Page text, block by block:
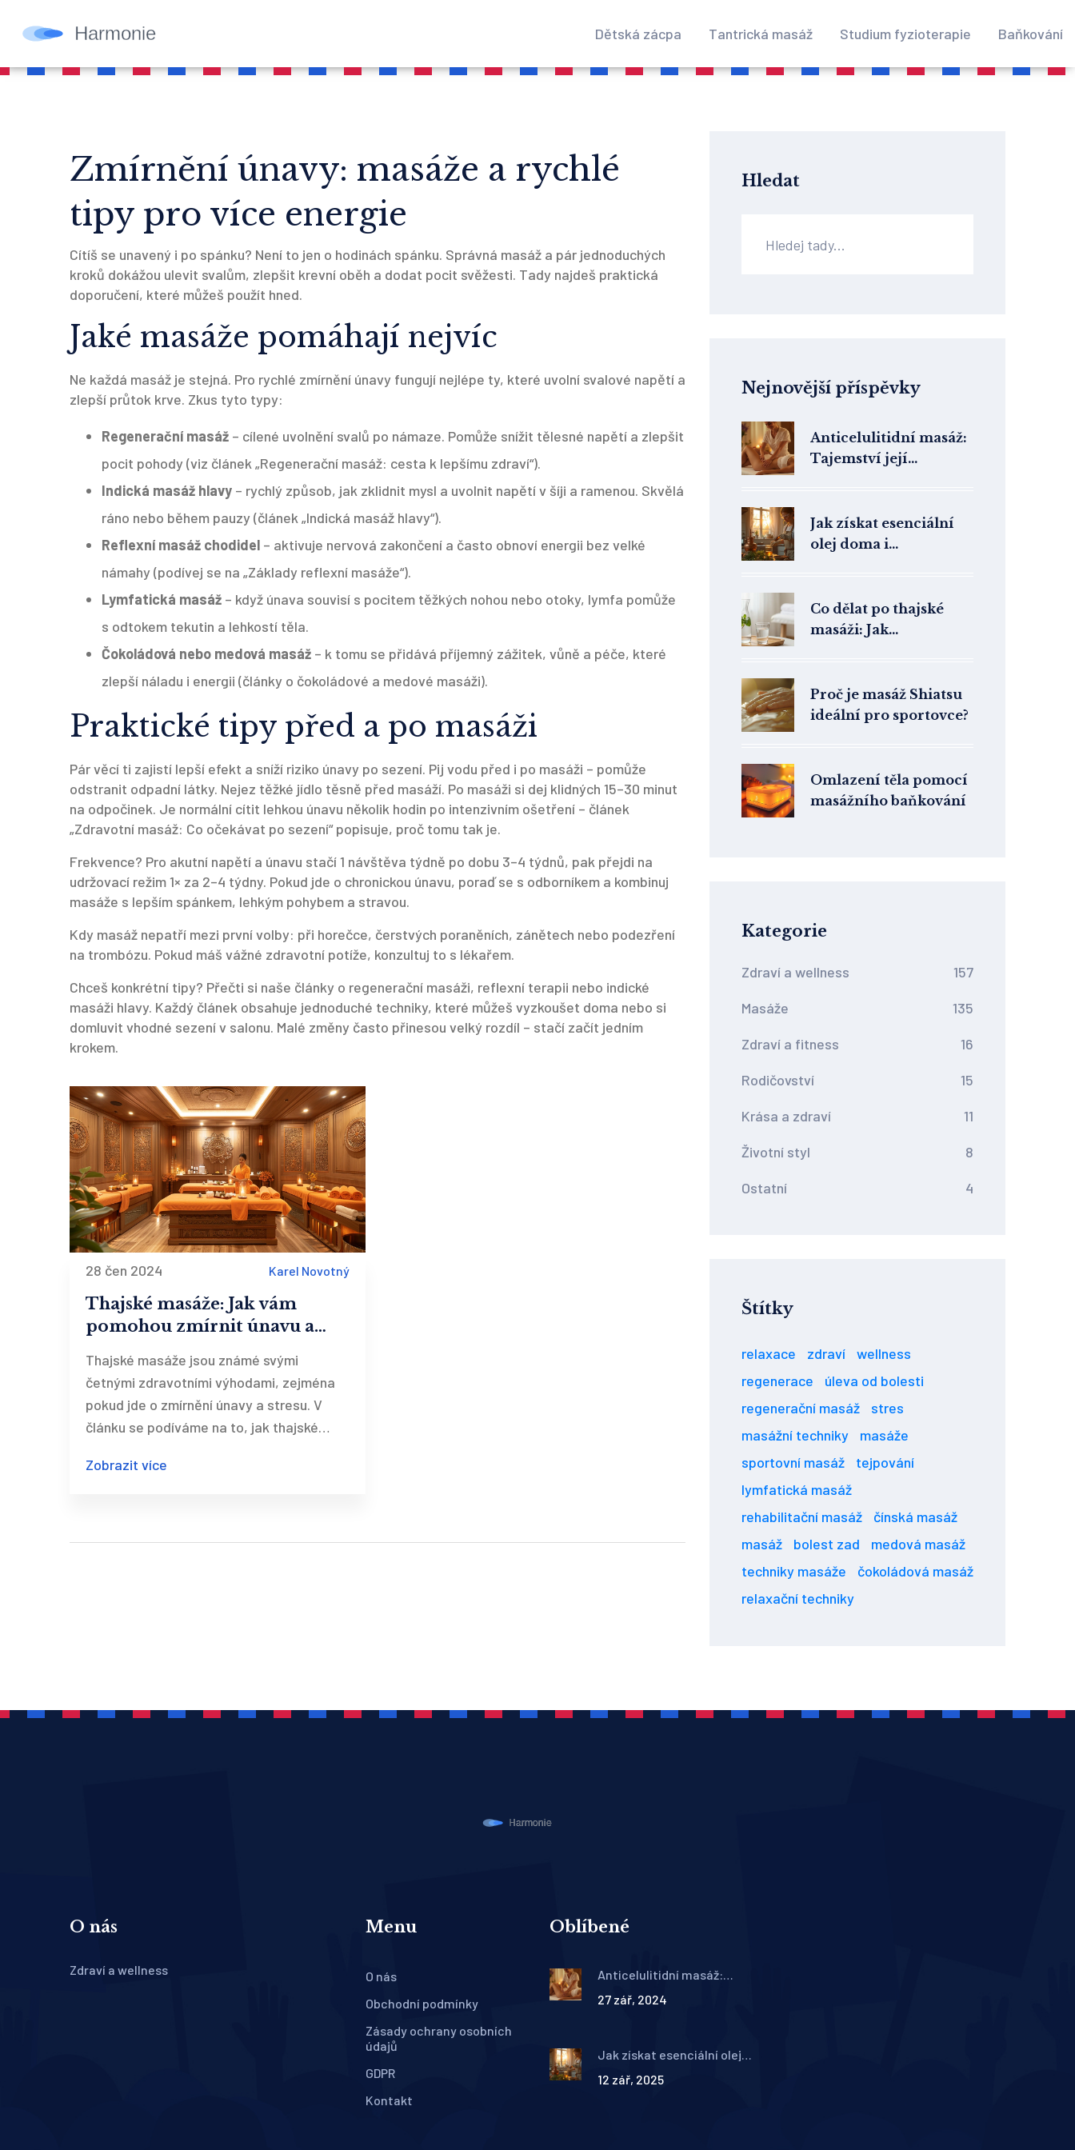
Dětská zácpa Tantrická masáž Studium fyzioterapie Baňkování
Zmírnění únavy: masáže a rychlé
tipy pro více energie
Cítíš se unavený i po spánku? Není to jen o hodinách spánku. Správná masáž a pár jednoduchých
kroků dokážou ulevit svalům, zlepšit krevní oběh a dodat pocit svěžesti. Tady najdeš praktická
doporučení, které můžeš použít hned.
Jaké masáže pomáhají nejvíc
Ne každá masáž je stejná. Pro rychlé zmírnění únavy fungují nejlépe ty, které uvolní svalové napětí a
zlepší průtok krve. Zkus tyto typy:
Regenerační masáž – cílené uvolnění svalů po námaze. Pomůže snížit tělesné napětí a zlepšit
pocit pohody (viz článek „Regenerační masáž: cesta k lepšímu zdraví“).
Indická masáž hlavy – rychlý způsob, jak zklidnit mysl a uvolnit napětí v šíji a ramenou. Skvělá
ráno nebo během pauzy (článek „Indická masáž hlavy“).
Reflexní masáž chodidel – aktivuje nervová zakončení a často obnoví energii bez velké
námahy (podívej se na „Základy reflexní masáže“).
Lymfatická masáž – když únava souvisí s pocitem těžkých nohou nebo otoky, lymfa pomůže
s odtokem tekutin a lehkostí těla.
Čokoládová nebo medová masáž – k tomu se přidává příjemný zážitek, vůně a péče, které
zlepší náladu i energii (články o čokoládové a medové masáži).
Praktické tipy před a po masáži
Pár věcí ti zajistí lepší efekt a sníží riziko únavy po sezení. Pij vodu před i po masáži – pomůže
odstranit odpadní látky. Nejez těžké jídlo těsně před masáží. Po masáži si dej klidných 15–30 minut
na odpočinek. Je normální cítit lehkou únavu několik hodin po intenzivním ošetření – článek
„Zdravotní masáž: Co očekávat po sezení“ popisuje, proč tomu tak je.
Frekvence? Pro akutní napětí a únavu stačí 1 návštěva týdně po dobu 3–4 týdnů, pak přejdi na
udržovací režim 1× za 2–4 týdny. Pokud jde o chronickou únavu, poraď se s odborníkem a kombinuj
masáže s lepším spánkem, lehkým pohybem a stravou.
Kdy masáž nepatří mezi první volby: při horečce, čerstvých poraněních, zánětech nebo podezření
na trombózu. Pokud máš vážné zdravotní potíže, konzultuj to s lékařem.
Chceš konkrétní tipy? Přečti si naše články o regenerační masáži, reflexní terapii nebo indické
masáži hlavy. Každý článek obsahuje jednoduché techniky, které můžeš vyzkoušet doma nebo si
domluvit vhodné sezení v salonu. Malé změny často přinesou velký rozdíl – stačí začít jedním
krokem.
28 čen 2024 Karel Novotný
Thajské masáže: Jak vám
pomohou zmírnit únavu a
Thajské masáže jsou známé svými
četnými zdravotními výhodami, zejména
pokud jde o zmírnění únavy a stresu. V
článku se podíváme na to, jak thajské
jak můžete tyto masáže začlenit do svého
z těchto starodávných relaxačních
Zobrazit více
Hledat
Nejnovější příspěvky
Anticelulitidní masáž:
Tajemství její
Jak získat esenciální
olej doma i
Co dělat po thajské
masáži: Jak
bolestem
Proč je masáž Shiatsu
ideální pro sportovce?
Omlazení těla pomocí
masážního baňkování
Kategorie
Zdraví a wellness 157
Masáže 135
Zdraví a fitness 16
Rodičovství 15
Krása a zdraví 11
Životní styl 8
Ostatní 4
Štítky
relaxace zdraví
wellness
regenerace
úleva od bolesti
regenerační masáž
stres
masážní techniky
masáže
sportovní masáž
tejpování
lymfatická masáž
rehabilitační masáž
čínská masáž
masáž
bolest zad
medová masáž
techniky masáže
čokoládová masáž
relaxační techniky
O nás
Zdraví a wellness
Menu
O nás
Obchodní podmínky
Zásady ochrany osobních
údajů
GDPR
Kontakt
Oblíbené
Anticelulitidní masáž:
funguje
27 zář, 2024
Jak získat esenciální olej
metody, výtěžnost,
12 zář, 2025